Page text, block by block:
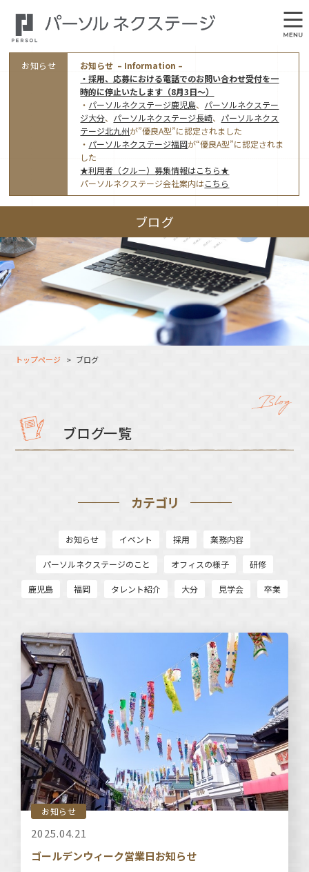
オフィス案内・アクセス
アクセストップ
福岡オフィス
鹿児島オフィス
大分オフィス
松山オフィス
広島オフィス
事業モデルと仕事内容
ワークスタイル
指定就労継続支援Ａ型事業所にかかる情報公表
採用情報トップ
利用者（クルー）募集
支援スタッフ（タレント）募集
お知らせ
お知らせ – Information –
・採用、応募における電話でのお問い合わせ受付を一
時的に停止いたします（8月3日～）
・ パーソルネクステージ鹿児島、 パーソルネクステー
ジ大分、 パーソルネクステージ長崎、 パーソルネクス
テージ北九州が”優良A型”に認定されました
・ パーソルネクステージ福岡が“優良A型”に認定されま
した
★利用者（クルー）募集情報はこちら★
パーソルネクステージ会社案内はこちら
ブログ
トップページ ブログ
ブログ一覧
カテゴリ
お知らせ イベント 採用 業務内容
パーソルネクステージのこと オフィスの様子 研修
鹿児島 福岡 タレント紹介 大分 見学会 卒業
お知らせ
2025.04.21
ゴールデンウィーク営業日お知らせ